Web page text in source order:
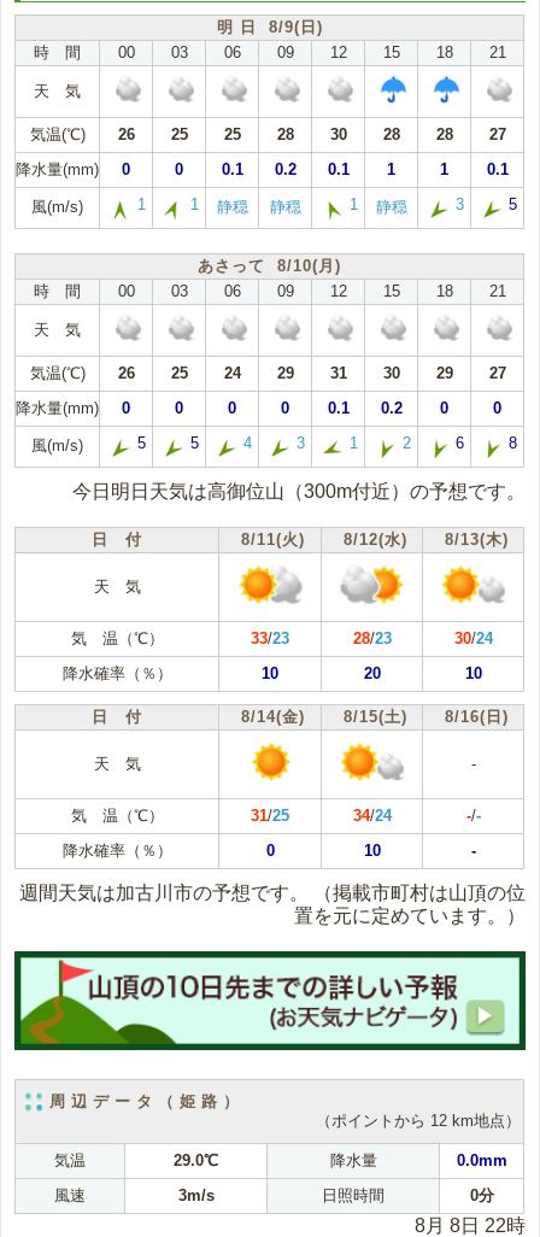
明 日 8/9(日)
時 間
00 03 06 09 12 15 18 21
天 気
気温(℃) 26 25 25 28 30 28 28
27
降水量(mm)
0 0 0.1 0.2 0.1 1 1 0.1
風(m/s) 1 1 静穏 静穏 1 静穏 3 5
あさって 8/10(月)
時 間
00 03 06 09 12 15 18 21
天 気
気温(℃) 26 25 24 29 31 30 29
27
降水量(mm)
0 0 0 0 0.1 0.2 0 0
風(m/s) 5 5 4 3 1 2 6 8
今日明日天気は高御位山（300m付近）の予想です。
日 付 8/11(火) 8/12(水) 8/13(木)
天 気
気 温（℃） 33/23 28/23 30/24
降水確率（％）
10 20 10
日 付 8/14(金) 8/15(土) 8/16(日)
天 気 -
気 温（℃） 31/25 34/24 -/-
降水確率（％）
0 10 -
週間天気は加古川市の予想です。
（掲載市町村は山頂の位
置を元に定めています。）
周辺データ（姫路）
（ポイントから 12 km地点）
気温 29.0℃ 降水量
0.0mm
風速
3m/s 日照時間 0分
8月 8日 22時